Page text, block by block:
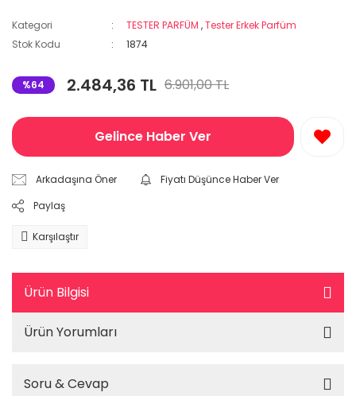
Kategori TESTER PARFÜM ,Tester Erkek Parfüm
Stok Kodu
1874
%64 2.484,36 TL 6.901,00 TL
Gelince Haber Ver
Arkadaşına Öner
Fiyatı Düşünce Haber Ver
Paylaş
Karşılaştır
Ürün Bilgisi
Ürün Yorumları
Soru & Cevap